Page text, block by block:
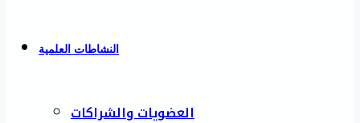
النشاطات العلمية
العضويات والشراكات